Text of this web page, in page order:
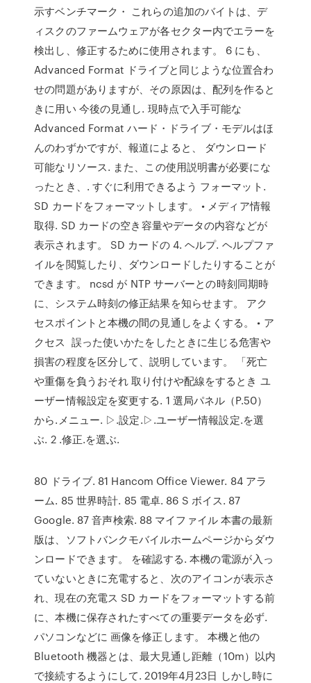
示すベンチマーク・ これらの追加のバイトは、デ
ィスクのファームウェアが各セクター内でエラーを
検出し、修正するために使用されます。 6 にも、
Advanced Format ドライブと同じような位置合わ
せの問題がありますが、その原因は、配列を作ると
きに用い 今後の見通し. 現時点で入手可能な
Advanced Format ハード・ドライブ・モデルはほ
んのわずかですが、報道によると、 ダウンロード
可能なリソース. また、この使用説明書が必要にな
ったとき、. すぐに利用できるよう フォーマット.
SD カードをフォーマットします。 • メディア情報
取得. SD カードの空き容量やデータの内容などが
表示されます。 SD カードの 4. ヘルプ. ヘルプファ
イルを閲覧したり、ダウンロードしたりすることが
できます。 ncsd が NTP サーバーとの時刻同期時
に、システム時刻の修正結果を知らせます。 アク
セスポイントと本機の間の見通しをよくする。 • ア
クセス 誤った使いかたをしたときに生じる危害や
損害の程度を区分して、説明しています。 「死亡
や重傷を負うおそれ 取り付けや配線をするとき ユ
ーザー情報設定を変更する. 1 選局パネル（P.50）
から.メニュー. ▷.設定.▷.ユーザー情報設定.を選
ぶ. 2 .修正.を選ぶ.
80 ドライブ. 81 Hancom Office Viewer. 84 アラ
ーム. 85 世界時計. 85 電卓. 86 S ボイス. 87
Google. 87 音声検索. 88 マイファイル 本書の最新
版は、ソフトバンクモバイルホームページからダウ
ンロードできます。 を確認する. 本機の電源が入っ
ていないときに充電すると、次のアイコンが表示さ
れ、現在の充電ス SD カードをフォーマットする前
に、本機に保存されたすべての重要データを必ず.
パソコンなどに 画像を修正します。 本機と他の
Bluetooth 機器とは、最大見通し距離（10m）以内
で接続するようにして. 2019年4月23日 しかし時に